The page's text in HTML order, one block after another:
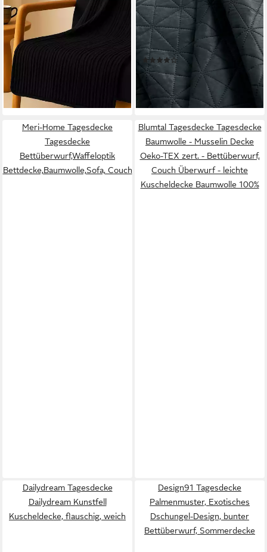
Plaid Musselin Plaid
120cmx180cm aus
Biobaumwolle in Tiefem
Schwarz, Made in Stuttgart
34,90 €
-53%
lieferbar - in 3-4 Werktagen bei dir
Tagesdecke Tagesdecke
Bettüberwurf Allzweckdecke
Wohndecke Samt Optik,
Bettüberwurf mit Steppung
(6)
ab 49,90 €
lieferbar - in 5-6 Werktagen bei dir
+5
Meri-Home Tagesdecke
Tagesdecke
Bettüberwurf,Waffeloptik
Bettdecke,Baumwolle,Sofa, Couch
Blumtal Tagesdecke Tagesdecke
Baumwolle - Musselin Decke
Oeko-TEX zert. - Bettüberwurf,
Couch Überwurf - leichte
Kuscheldecke Baumwolle 100%
Dailydream Tagesdecke
Dailydream Kunstfell
Kuscheldecke, flauschig, weich
Design91 Tagesdecke
Palmenmuster, Exotisches
Dschungel-Design, bunter
Bettüberwurf, Sommerdecke